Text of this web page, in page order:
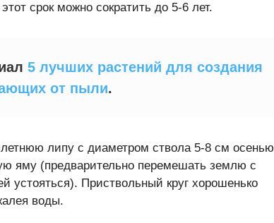
срок можно сократить до 5-6 лет.
5 лучших растений для создания
от пыли.
липу с диаметром ствола 5-8 см осенью
яму (предварительно перемешать землю с
устояться). Приствольный круг хорошенько
воды.